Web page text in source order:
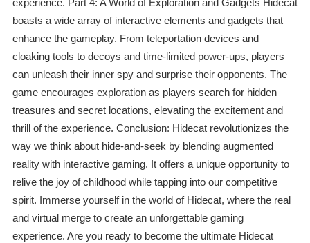
experience. Part 4: A World of Exploration and Gadgets Hidecat
boasts a wide array of interactive elements and gadgets that
enhance the gameplay. From teleportation devices and
cloaking tools to decoys and time-limited power-ups, players
can unleash their inner spy and surprise their opponents. The
game encourages exploration as players search for hidden
treasures and secret locations, elevating the excitement and
thrill of the experience. Conclusion: Hidecat revolutionizes the
way we think about hide-and-seek by blending augmented
reality with interactive gaming. It offers a unique opportunity to
relive the joy of childhood while tapping into our competitive
spirit. Immerse yourself in the world of Hidecat, where the real
and virtual merge to create an unforgettable gaming
experience. Are you ready to become the ultimate Hidecat